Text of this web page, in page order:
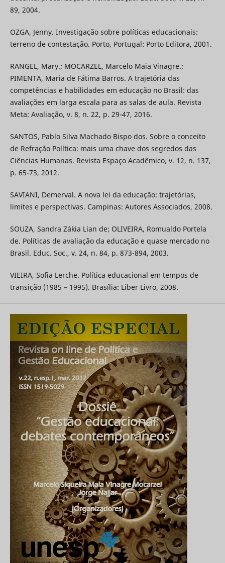
89, 2004.
OZGA, Jenny. Investigação sobre políticas educacionais:
terreno de contestação. Porto, Portugal: Porto Editora, 2001.
RANGEL, Mary.; MOCARZEL, Marcelo Maia Vinagre.;
PIMENTA, Maria de Fátima Barros. A trajetória das
competências e habilidades em educação no Brasil: das
avaliações em larga escala para as salas de aula. Revista
Meta: Avaliação, v. 8, n. 22, p. 29-47, 2016.
SANTOS, Pablo Silva Machado Bispo dos. Sobre o conceito
de Refração Política: mais uma chave dos segredos das
Ciências Humanas. Revista Espaço Acadêmico, v. 12, n. 137,
p. 65-73, 2012.
SAVIANI, Demerval. A nova lei da educação: trajetórias,
limites e perspectivas. Campinas: Autores Associados, 2008.
SOUZA, Sandra Zákia Lian de; OLIVEIRA, Romualdo Portela
de. Políticas de avaliação da educação e quase mercado no
Brasil. Educ. Soc., v. 24, n. 84, p. 873-894, 2003.
VIEIRA, Sofia Lerche. Política educacional em tempos de
transição (1985 – 1995). Brasília: Liber Livro, 2008.